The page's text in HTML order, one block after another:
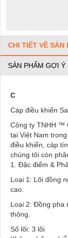
CHI TIẾT VỀ SẢN
SẢN PHẨM GỢI Ý
C
Cáp điều khiển
Công ty TNHH ™
tại Việt Nam
điều khiển, cáp
chúng tôi còn
1. Đặc điểm &
Loại 1: Lõi đồng
cao.
Loại 2: Đồng pha
thông.
Số lõi: 3 lõi